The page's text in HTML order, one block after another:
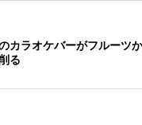
カラオケバーがフルーツ
る